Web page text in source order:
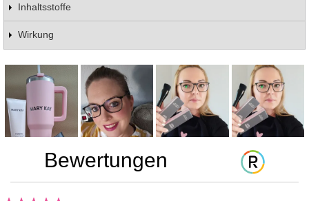
Inhaltsstoffe
Wirkung
Bewertungen